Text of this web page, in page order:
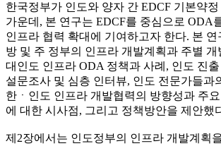
한국정부가 인도와 양자 간 EDCF 기본약
가운데, 본 연구는 EDCF를 중심으로 ODA
인프라 협력 확대에 기여하고자 한다. 본 연
방 및 주 정부의 인프라 개발계획과 주별 개
대인도 인프라 ODA 정책과 사례, 인도 진
설문조사 및 심층 인터뷰, 인도 전문가들과
한ㆍ인도 인프라 개발협력의 방향성과 주
에 대한 시사점, 그리고 정책방안을 제안했
제2장에서는 인도정부의 인프라 개발계획